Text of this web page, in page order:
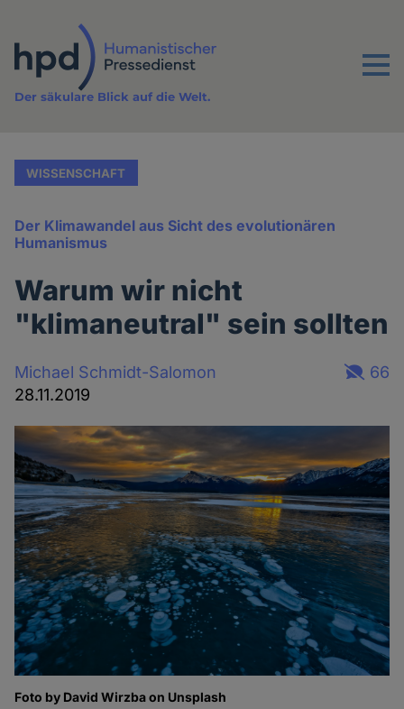
Inhalt
Menu
Der säkulare Blick auf die Welt.
WISSENSCHAFT
Der Klimawandel aus Sicht des evolutionären
Humanismus
Warum wir nicht
"klimaneutral" sein sollten
Michael Schmidt-Salomon
28.11.2019
66
Foto by David Wirzba on Unsplash